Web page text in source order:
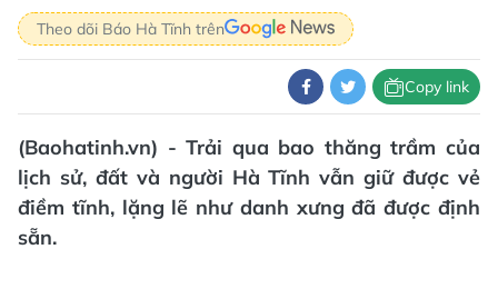
Theo dõi Báo Hà Tĩnh trên
Copy link
(Baohatinh.vn) - Trải qua bao thăng trầm của
lịch sử, đất và người Hà Tĩnh vẫn giữ được vẻ
điềm tĩnh, lặng lẽ như danh xưng đã được định
sẵn.